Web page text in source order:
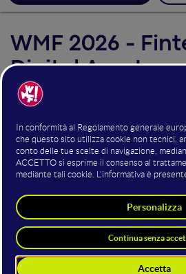
WMF 2026 -
Digital Assets
Seleziona Sala
Lo stage dedicato al futuro della
focus su AI, innovazioni nei
business.
Qui troverai insight e prospettive su